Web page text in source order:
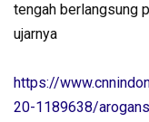
tengah berlangsung
ujarnya
https://
20-1189638/